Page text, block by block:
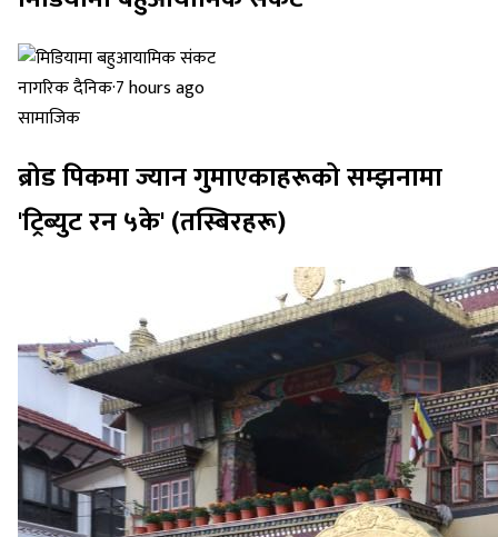
नागरिक दैनिक·7 hours ago
सामाजिक
ब्रोड पिकमा ज्यान गुमाएकाहरूको सम्झनामा
'ट्रिब्युट रन ५के' (तस्बिरहरू)